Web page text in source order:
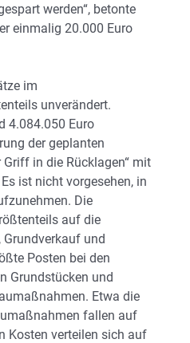
werden“, betonte
einmalig 20.000 Euro
im
unverändert.
4.084.050 Euro
der geplanten
in die Rücklagen“ mit
ist nicht vorgesehen, in
Die
auf die
Grundverkauf und
Posten bei den
Grundstücken und
Etwa die
fallen auf
Kosten verteilen sich auf